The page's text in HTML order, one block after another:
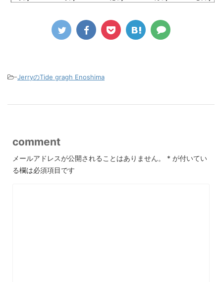
-JerryのTide gragh Enoshima
comment
メールアドレスが公開されることはありません。 * が付いてい
る欄は必須項目です